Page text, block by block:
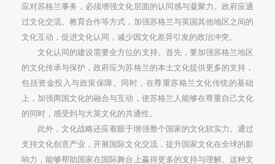
应对苏格兰事务，必须增强文化层面的认同感与凝聚力。政府应通
过文化交流、教育合作等方式，加强苏格兰与英国其他地区之间的
文化互动，促进文化认同，减少因文化差异引发的政治冲突。
文化认同的建设需要全方位的支持。首先，要加强苏格兰地区
的文化传承与保护，政府应为苏格兰的本土文化提供更多的支持，
包括资金投入与政策保障。同时，在尊重苏格兰文化传统的基础
上，加强两国文化的融合与互动，使苏格兰人能够在尊重自己文化
的同时，感受到与大英文化的共通性。
此外，文化战略还应着眼于增强整个国家的文化软实力。通过
支持文化创意产业，开展国际文化交流，提升国家文化在全球的影
响力，能够帮助国家在国际舞台上赢得更多的支持与理解。这种文